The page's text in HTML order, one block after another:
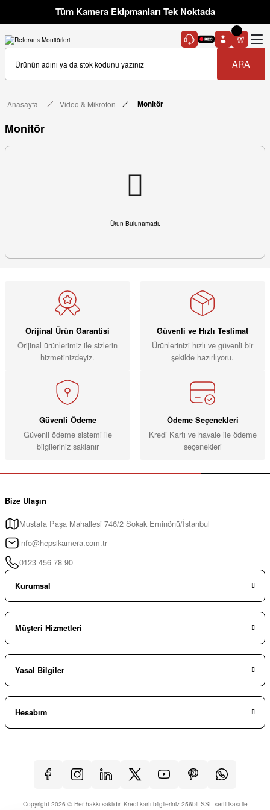
Tüm Kamera Ekipmanları Tek Noktada
ARA
Anasayfa Video & Mikrofon Monitör
Monitör
Ürün Bulunamadı.
Orijinal Ürün Garantisi
Orijinal ürünlerimiz ile sizlerin
hizmetinizdeyiz.
Güvenli ve Hızlı Teslimat
Ürünlerinizi hızlı ve güvenli bir
şekilde hazırlıyoru.
Güvenli Ödeme
Güvenli ödeme sistemi ile
bilgileriniz saklanır
Ödeme Seçenekleri
Kredi Kartı ve havale ile ödeme
seçenekleri
Bize Ulaşın
Mustafa Paşa Mahallesi 746/2 Sokak Eminönü/İstanbul
info@hepsikamera.com.tr
0123 456 78 90
Kurumsal
Müşteri Hizmetleri
Yasal Bilgiler
Hesabım
Copyright 2026 © Her hakkı saklıdır. Kredi kartı bilgileriniz 256bit SSL sertifikası ile